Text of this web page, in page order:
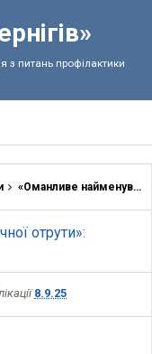
з питань профілактики
«Оманливе найменування небезпечної отрути»: викриття маніпуляцій у назвах
отрути»:
8.9.25